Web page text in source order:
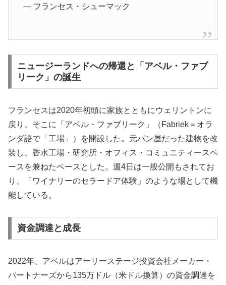
— フランセス・シューマック
ニュージーランドへの帰還と「アベル・ファブ
リーク」の誕生
フランセスは2020年初頭に家族とともにウェリントンに
戻り、そこに「アベル・ファブリーク」（Fabriek＝オラ
ンダ語で「工場」）を開設した。元パン屋だった建物を改
装し、香水工場・研究所・オフィス・コミュニティースペ
ースを兼ねたベースとした。週4日は一般公開もされてお
り、「ワイナリーのセラードア体験」のような場として機
能している。
資金調達と成長
2022年、アベルはアーリーステージ投資会社メーカー・
パートナーズから135万ドル（米ドル換算）の資金調達を